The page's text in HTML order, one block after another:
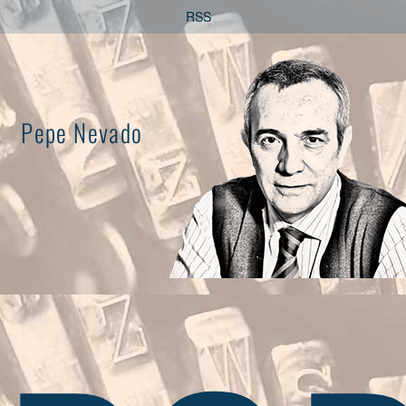
Saltar
al
contenido
RSS
Pepe Nevado